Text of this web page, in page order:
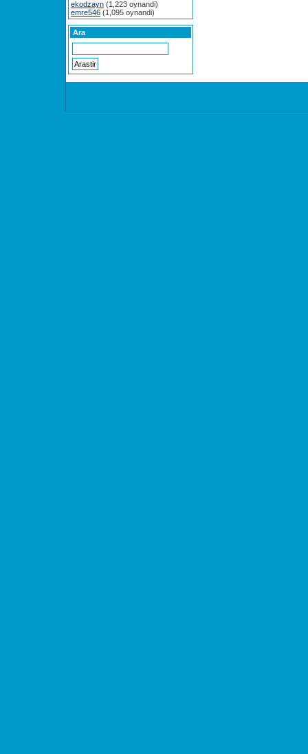
ekodzayn (1,223 oynandi)
emre546 (1,095 oynandi)
Ara